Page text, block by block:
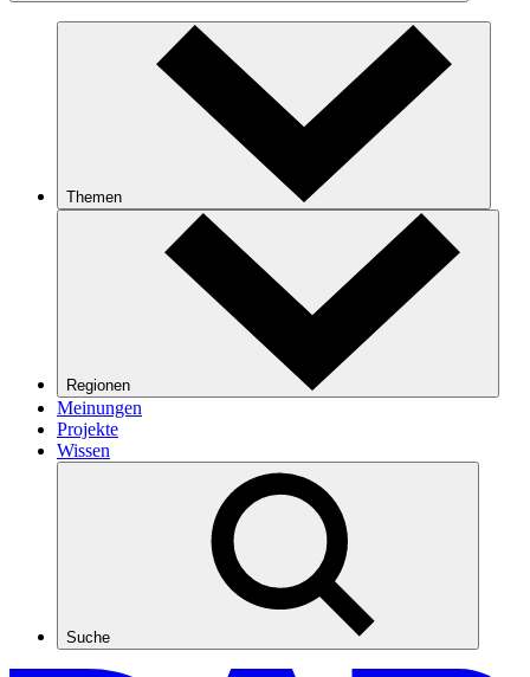
Themen
Regionen
Meinungen
Projekte
Wissen
Suche